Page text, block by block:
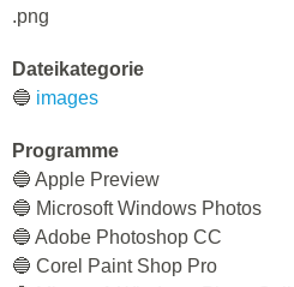
.png
Dateikategorie
🔵 images
Programme
🔵 Apple Preview
🔵 Microsoft Windows Photos
🔵 Adobe Photoshop CC
🔵 Corel Paint Shop Pro